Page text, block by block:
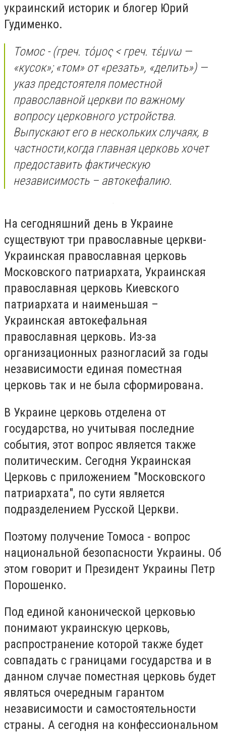
украинский историк и блогер Юрий
Гудименко.
Томос - (греч. τόμος <греч. τέμνω —
«кусок»; «том» от «резать», «делить») —
указ предстоятеляпоместной
православной церквипо важному
вопросу церковного устройства.
Выпускают его в нескольких случаях, в
частности,когда главная церковь хочет
предоставить фактическую
независимость – автокефалию.
На сегодняшний день в Украине
существуют три православные церкви-
Украинская православная церковь
Московского патриархата, Украинская
православная церковь Киевского
патриархата и наименьшая –
Украинская автокефальная
православная церковь. Из-за
организационных разногласий за годы
независимости единая поместная
церковь так и не была сформирована.
В Украине церковь отделена от
государства, но учитывая последние
события, этот вопрос является также
политическим. Сегодня Украинская
Церковь с приложением "Московского
патриархата", по сути является
подразделением Русской Церкви.
Поэтому получение Томоса - вопрос
национальной безопасности Украины. Об
этом говорит и Президент Украины Петр
Порошенко.
Под единой канонической церковью
понимают украинскую церковь,
распространение которой также будет
совпадать с границами государства и в
данном случае поместная церковь будет
являться очередным гарантом
независимости и самостоятельности
страны. А сегодня на конфессиональном